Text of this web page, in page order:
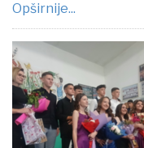
Opširnije...